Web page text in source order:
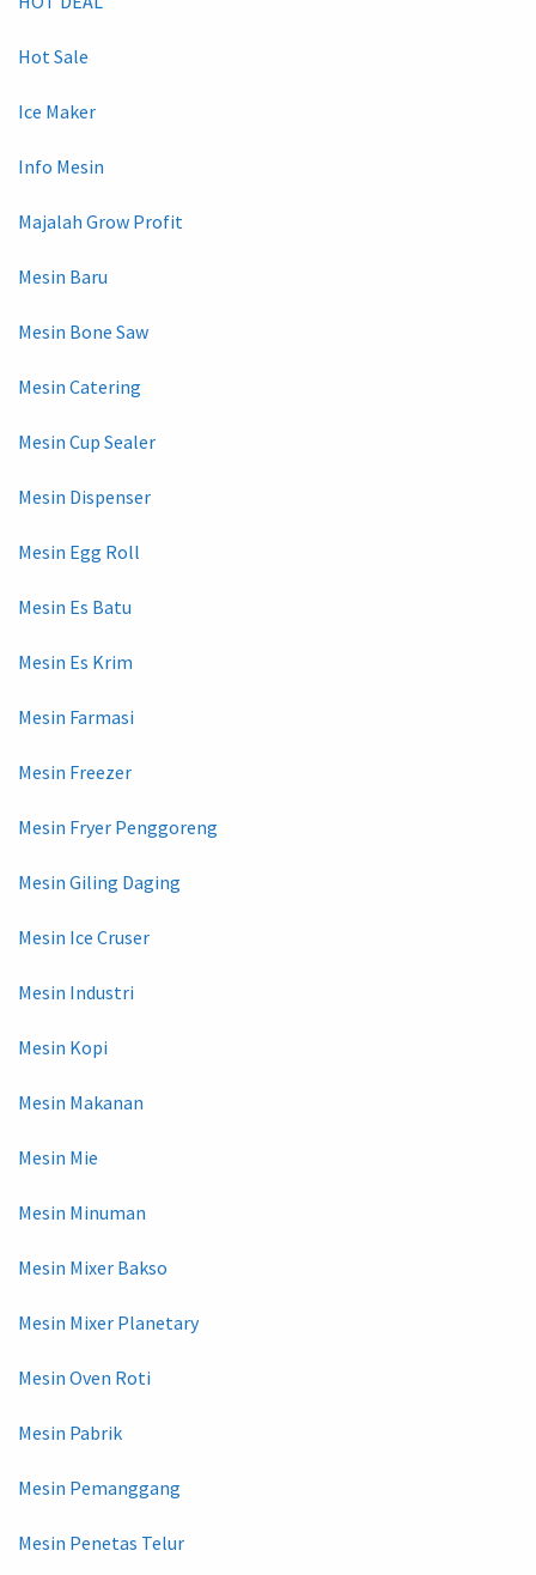
Hot Sale
Ice Maker
Info Mesin
Majalah Grow Profit
Mesin Baru
Mesin Bone Saw
Mesin Catering
Mesin Cup Sealer
Mesin Dispenser
Mesin Egg Roll
Mesin Es Batu
Mesin Es Krim
Mesin Farmasi
Mesin Freezer
Mesin Fryer Penggoreng
Mesin Giling Daging
Mesin Ice Cruser
Mesin Industri
Mesin Kopi
Mesin Makanan
Mesin Mie
Mesin Minuman
Mesin Mixer Bakso
Mesin Mixer Planetary
Mesin Oven Roti
Mesin Pabrik
Mesin Pemanggang
Mesin Penetas Telur